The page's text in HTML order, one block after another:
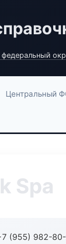
Центральный
Spa
(955) 982-